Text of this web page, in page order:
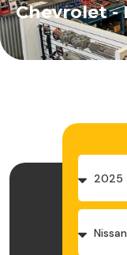
Chevrolet -